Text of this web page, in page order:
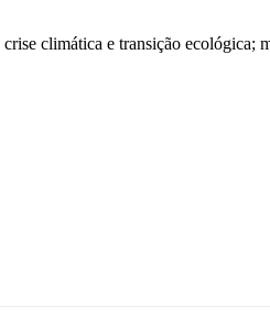
climática e transição ecológica;